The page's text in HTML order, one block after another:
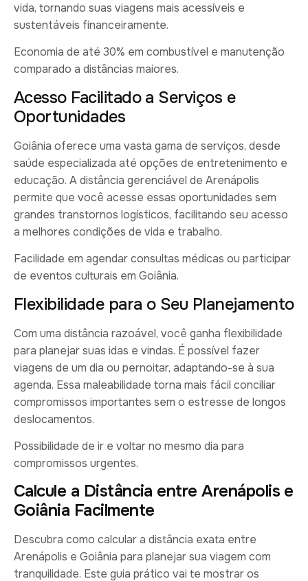
vida, tornando suas viagens mais acessíveis e
sustentáveis financeiramente.
Economia de até 30% em combustível e manutenção
comparado a distâncias maiores.
Acesso Facilitado a Serviços e
Oportunidades
Goiânia oferece uma vasta gama de serviços, desde
saúde especializada até opções de entretenimento e
educação. A distância gerenciável de Arenápolis
permite que você acesse essas oportunidades sem
grandes transtornos logísticos, facilitando seu acesso
a melhores condições de vida e trabalho.
Facilidade em agendar consultas médicas ou participar
de eventos culturais em Goiânia.
Flexibilidade para o Seu Planejamento
Com uma distância razoável, você ganha flexibilidade
para planejar suas idas e vindas. É possível fazer
viagens de um dia ou pernoitar, adaptando-se à sua
agenda. Essa maleabilidade torna mais fácil conciliar
compromissos importantes sem o estresse de longos
deslocamentos.
Possibilidade de ir e voltar no mesmo dia para
compromissos urgentes.
Calcule a Distância entre Arenápolis e
Goiânia Facilmente
Descubra como calcular a distância exata entre
Arenápolis e Goiânia para planejar sua viagem com
tranquilidade. Este guia prático vai te mostrar os